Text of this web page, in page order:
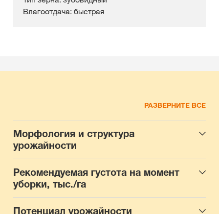
Влагоотдача: быстрая
РАЗВЕРНИТЕ ВСЕ
Морфология и структура
урожайности
Рекомендуемая густота на момент
уборки, тыс./га
Потенциал урожайности